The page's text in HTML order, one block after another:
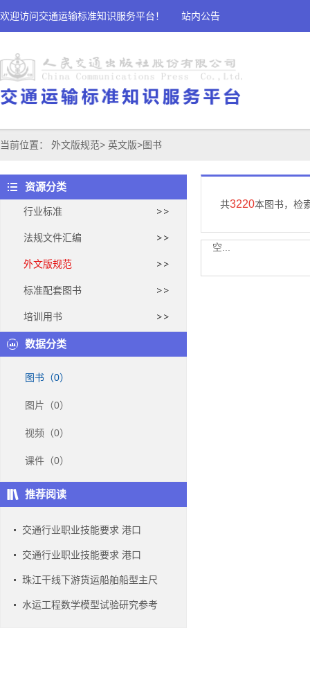
欢迎访问交通运输标准知识服务平台！ 站内公告
当前位置： 外文版规范> 英文版>图书
资源分类
行业标准
法规文件汇编
外文版规范
标准配套图书
培训用书
数据分类
图书（0）
图片（0）
视频（0）
课件（0）
推荐阅读
交通行业职业技能要求 港口
交通行业职业技能要求 港口
珠江干线下游货运船舶船型主尺
水运工程数学模型试验研究参考
共3220本图书，检
空...